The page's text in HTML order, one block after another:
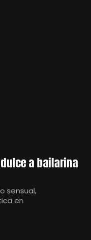
a bailarina
sensual,
en